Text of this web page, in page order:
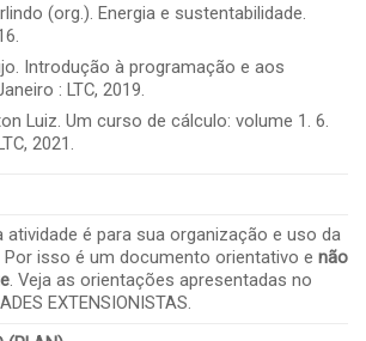
(org.). Energia e sustentabilidade.
Introdução à programação e aos
: LTC, 2019.
Luiz. Um curso de cálculo: volume 1. 6.
2021.
atividade é para sua organização e uso da
Por isso é um documento orientativo e não
. Veja as orientações apresentadas no
EXTENSIONISTAS.